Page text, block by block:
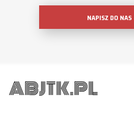
NAPISZ DO NAS